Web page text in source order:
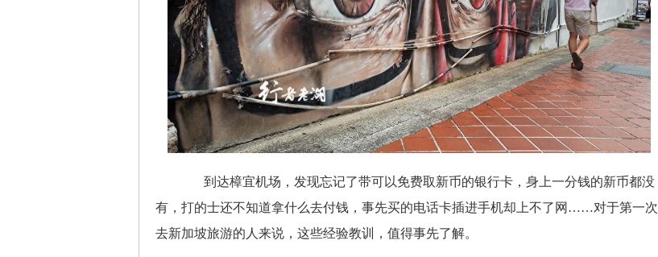
到达樟宜机场，发现忘记了带可以免费取新币的银行卡，身上一分钱的新币都没
有，打的士还不知道拿什么去付钱，事先买的电话卡插进手机却上不了网……对于第一次
去新加坡旅游的人来说，这些经验教训，值得事先了解。